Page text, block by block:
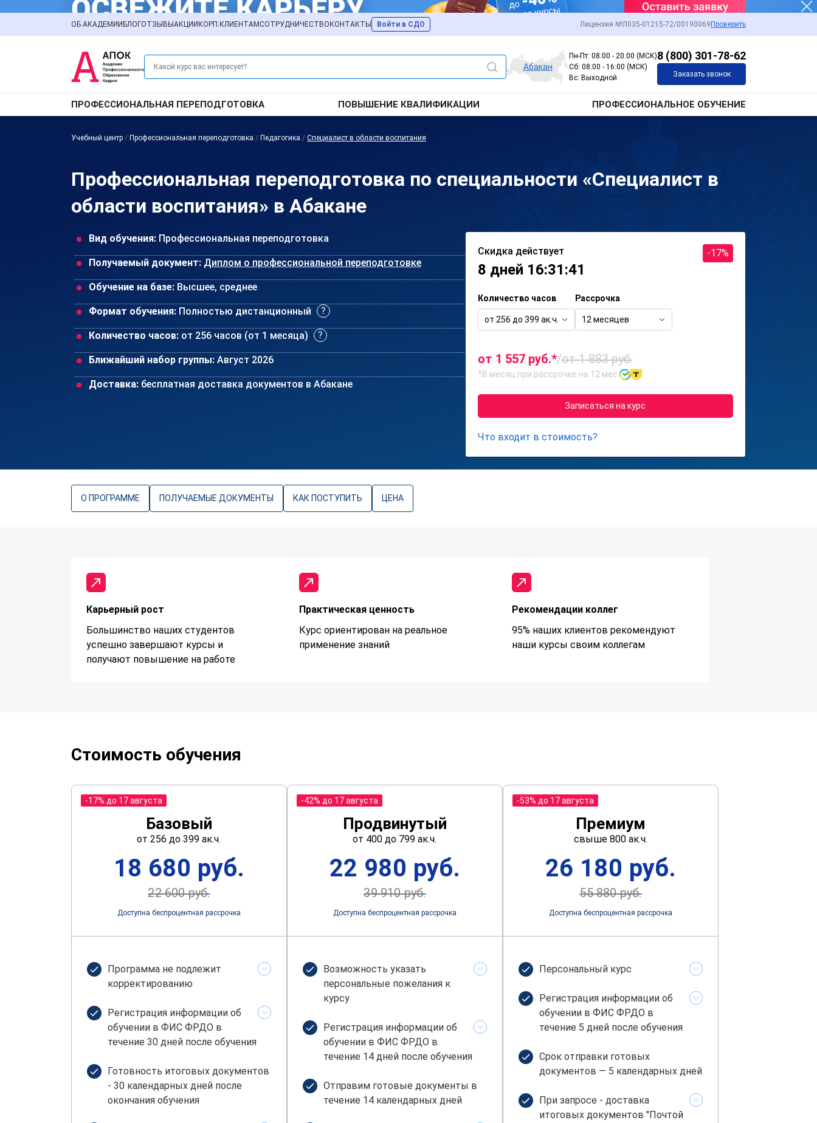
ОБ АКАДЕМИИ БЛОГОТЗЫВЫ АКЦИИ КОРП.КЛИЕНТАМСОТРУДНИЧЕСТВО КОНТАКТЫ Войти в СДО Лицензия №Л035-01215-72/00190069 Проверить
Абакан
Пн-Пт: 08:00 - 20:00 (МСК)
Сб: 08:00 - 16:00 (МСК)
Вс: Выходной
8 (800) 301-78-62
Заказать звонок
ПРОФЕССИОНАЛЬНАЯ ПЕРЕПОДГОТОВКА ПОВЫШЕНИЕ КВАЛИФИКАЦИИ ПРОФЕССИОНАЛЬНОЕ ОБУЧЕНИЕ
Учебный центр / Профессиональная переподготовка / Педагогика / Специалист в области воспитания
Профессиональная переподготовка по специальности «Специалист в
области воспитания» в Абакане
Вид обучения: Профессиональная переподготовка
Получаемый документ: Диплом о профессиональной переподготовке
Обучение на базе: Высшее, среднее
Формат обучения: Полностью дистанционный
Количество часов: от 256 часов (от 1 месяца)
Ближайший набор группы: Август 2026
Доставка: бесплатная доставка документов в Абакане
Скидка действует
8 дней 16:31:41
-17%
Количество часов
от 256 до 399 ак.ч.
Рассрочка
12 месяцев
от 1 557 руб.*/от 1 883 руб.
*В месяц при рассрочке на 12 мес.
Записаться на курс
Что входит в стоимость?
О ПРОГРАММЕ ПОЛУЧАЕМЫЕ ДОКУМЕНТЫ КАК ПОСТУПИТЬ ЦЕНА
Карьерный рост
Большинство наших студентов
успешно завершают курсы и
получают повышение на работе
Практическая ценность
Курс ориентирован на реальное
применение знаний
Рекомендации коллег
95% наших клиентов рекомендуют
наши курсы своим коллегам
Стоимость обучения
-17% до 17 августа
Базовый
от 256 до 399 ак.ч.
18 680 руб.
22 600 руб.
Доступна беспроцентная рассрочка
Программа не подлежит
корректированию
Регистрация информации об
обучении в ФИС ФРДО в
течение 30 дней после обучения
Готовность итоговых документов
- 30 календарных дней после
окончания обучения
-42% до 17 августа
Продвинутый
от 400 до 799 ак.ч.
22 980 руб.
39 910 руб.
Доступна беспроцентная рассрочка
Возможность указать
персональные пожелания к
курсу
Регистрация информации об
обучении в ФИС ФРДО в
течение 14 дней после обучения
Отправим готовые документы в
течение 14 календарных дней
-53% до 17 августа
Премиум
свыше 800 ак.ч.
26 180 руб.
55 880 руб.
Доступна беспроцентная рассрочка
Персональный курс
Регистрация информации об
обучении в ФИС ФРДО в
течение 5 дней после обучения
Срок отправки готовых
документов — 5 календарных дней
При запросе - доставка
итоговых документов "Почтой